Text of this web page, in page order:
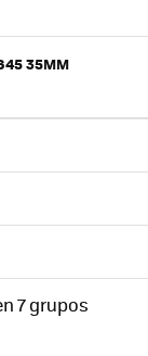
35MM
7 grupos